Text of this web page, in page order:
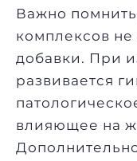
Важно
комплексов
добавки. При
развивается
влияющее на